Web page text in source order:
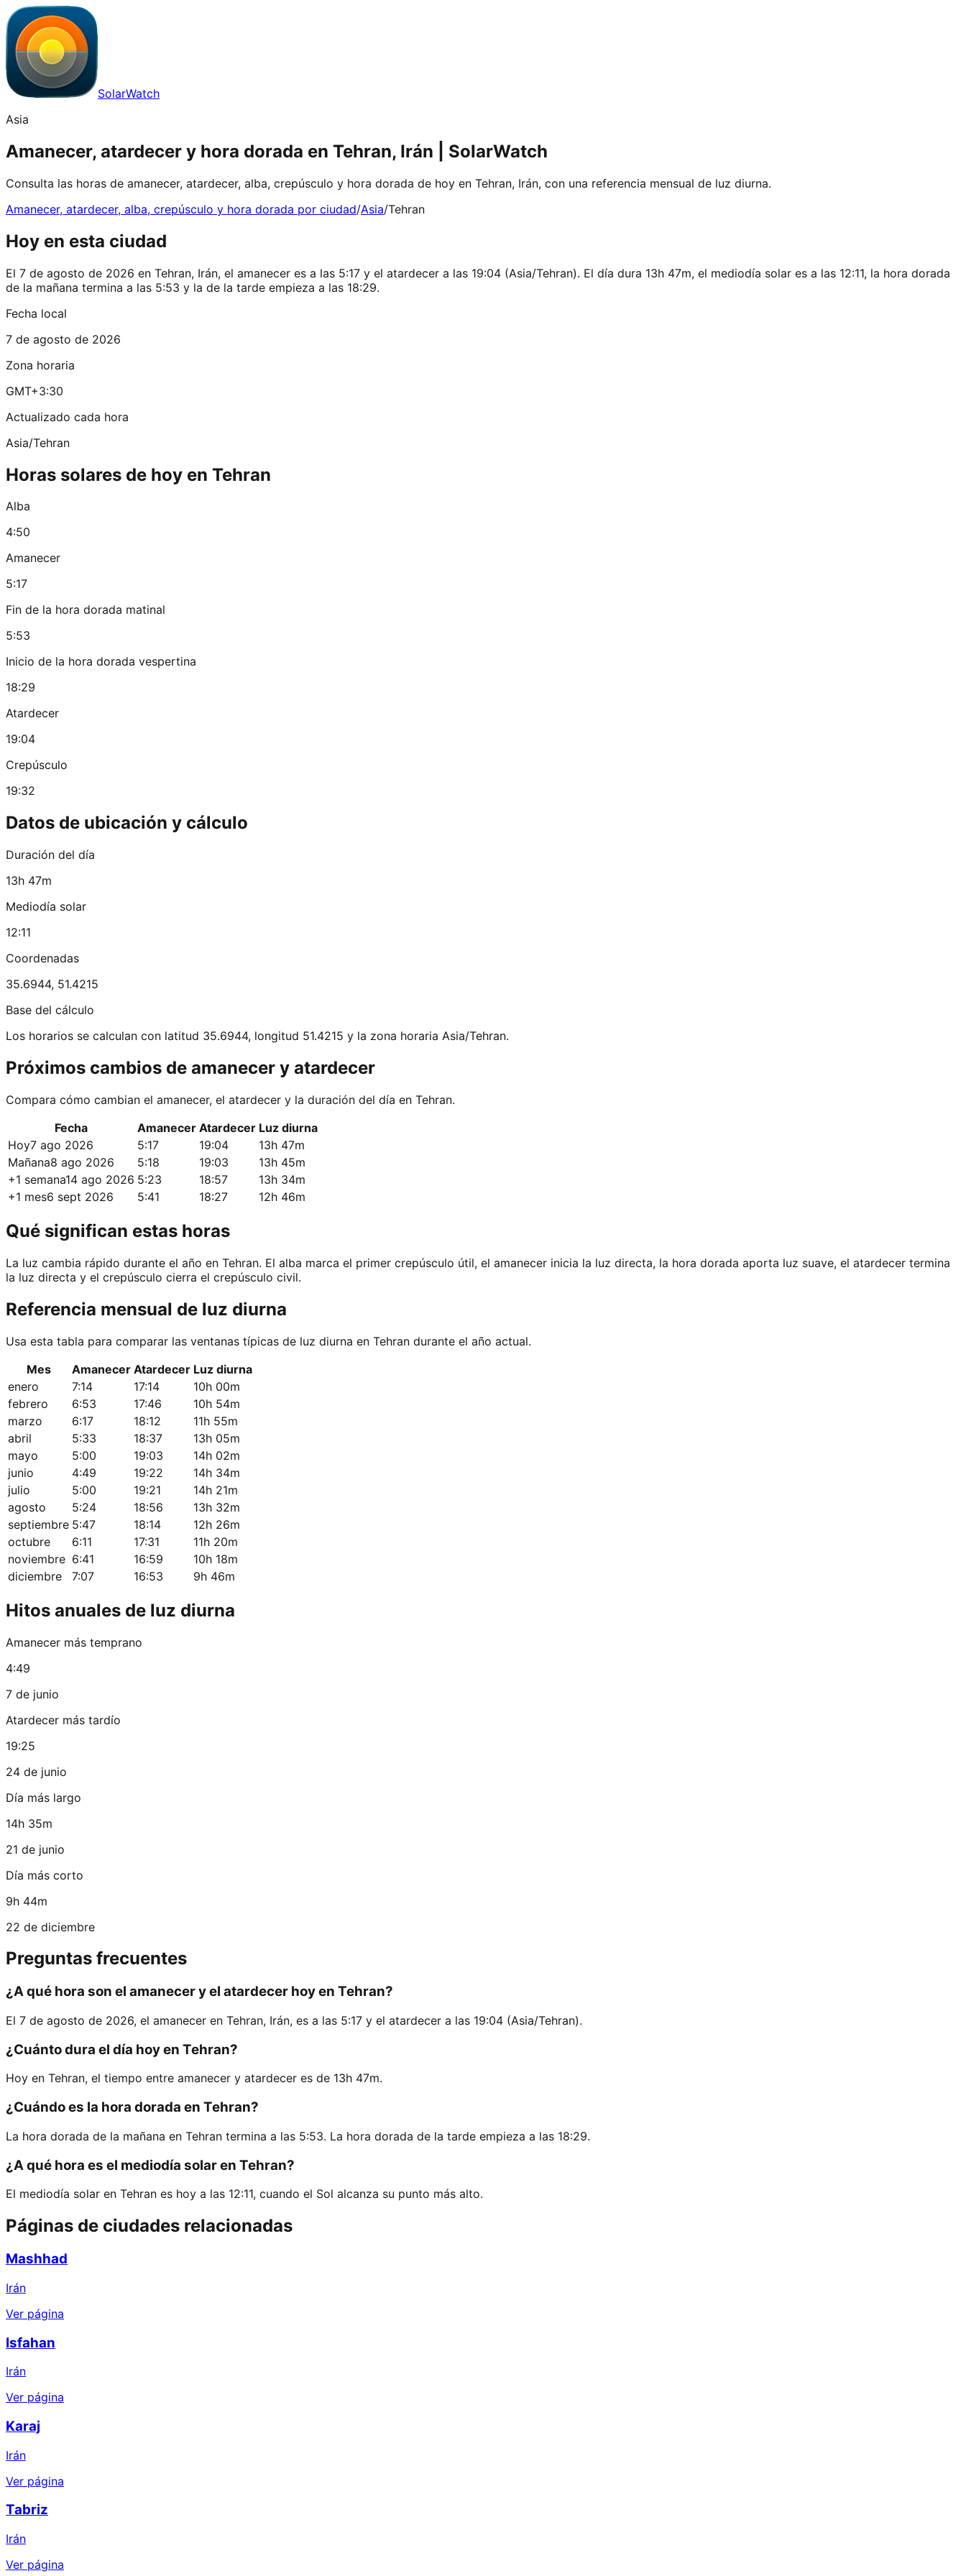
SolarWatch
Asia
Amanecer, atardecer y hora dorada en Tehran, Irán | SolarWatch
Consulta las horas de amanecer, atardecer, alba, crepúsculo y hora dorada de hoy en Tehran, Irán, con una referencia mensual de luz diurna.
Amanecer, atardecer, alba, crepúsculo y hora dorada por ciudad/Asia/Tehran
Hoy en esta ciudad
El 7 de agosto de 2026 en Tehran, Irán, el amanecer es a las 5:17 y el atardecer a las 19:04 (Asia/Tehran). El día dura 13h 47m, el mediodía solar es a las 12:11, la hora dorada
de la mañana termina a las 5:53 y la de la tarde empieza a las 18:29.
Fecha local
7 de agosto de 2026
Zona horaria
GMT+3:30
Actualizado cada hora
Asia/Tehran
Horas solares de hoy en Tehran
Alba
4:50
Amanecer
5:17
Fin de la hora dorada matinal
5:53
Inicio de la hora dorada vespertina
18:29
Atardecer
19:04
Crepúsculo
19:32
Datos de ubicación y cálculo
Duración del día
13h 47m
Mediodía solar
12:11
Coordenadas
35.6944, 51.4215
Base del cálculo
Los horarios se calculan con latitud 35.6944, longitud 51.4215 y la zona horaria Asia/Tehran.
Próximos cambios de amanecer y atardecer
Compara cómo cambian el amanecer, el atardecer y la duración del día en Tehran.
Fecha
Amanecer Atardecer Luz diurna
Hoy7 ago 2026 5:17 19:04
13h 47m
Mañana8 ago 2026 5:18 19:03
13h 45m
+1 semana14 ago 2026 5:23 18:57
13h 34m
+1 mes6 sept 2026 5:41 18:27 12h 46m
Qué significan estas horas
La luz cambia rápido durante el año en Tehran. El alba marca el primer crepúsculo útil, el amanecer inicia la luz directa, la hora dorada aporta luz suave, el atardecer termina
la luz directa y el crepúsculo cierra el crepúsculo civil.
Referencia mensual de luz diurna
Usa esta tabla para comparar las ventanas típicas de luz diurna en Tehran durante el año actual.
Mes
Amanecer Atardecer Luz diurna
enero
7:14 17:14
10h 00m
febrero
6:53 17:46
10h 54m
marzo
6:17 18:12
11h 55m
abril
5:33 18:37
13h 05m
mayo
5:00 19:03
14h 02m
junio
4:49 19:22
14h 34m
julio
5:00 19:21
14h 21m
agosto
5:24 18:56
13h 32m
septiembre 5:47 18:14
12h 26m
octubre
6:11 17:31
11h 20m
noviembre 6:41 16:59
10h 18m
diciembre
7:07 16:53 9h 46m
Hitos anuales de luz diurna
Amanecer más temprano
4:49
7 de junio
Atardecer más tardío
19:25
24 de junio
Día más largo
14h 35m
21 de junio
Día más corto
9h 44m
22 de diciembre
Preguntas frecuentes
¿A qué hora son el amanecer y el atardecer hoy en Tehran?
El 7 de agosto de 2026, el amanecer en Tehran, Irán, es a las 5:17 y el atardecer a las 19:04 (Asia/Tehran).
¿Cuánto dura el día hoy en Tehran?
Hoy en Tehran, el tiempo entre amanecer y atardecer es de 13h 47m.
¿Cuándo es la hora dorada en Tehran?
La hora dorada de la mañana en Tehran termina a las 5:53. La hora dorada de la tarde empieza a las 18:29.
¿A qué hora es el mediodía solar en Tehran?
El mediodía solar en Tehran es hoy a las 12:11, cuando el Sol alcanza su punto más alto.
Páginas de ciudades relacionadas
Mashhad
Irán
Ver página
Isfahan
Irán
Ver página
Karaj
Irán
Ver página
Tabriz
Irán
Ver página